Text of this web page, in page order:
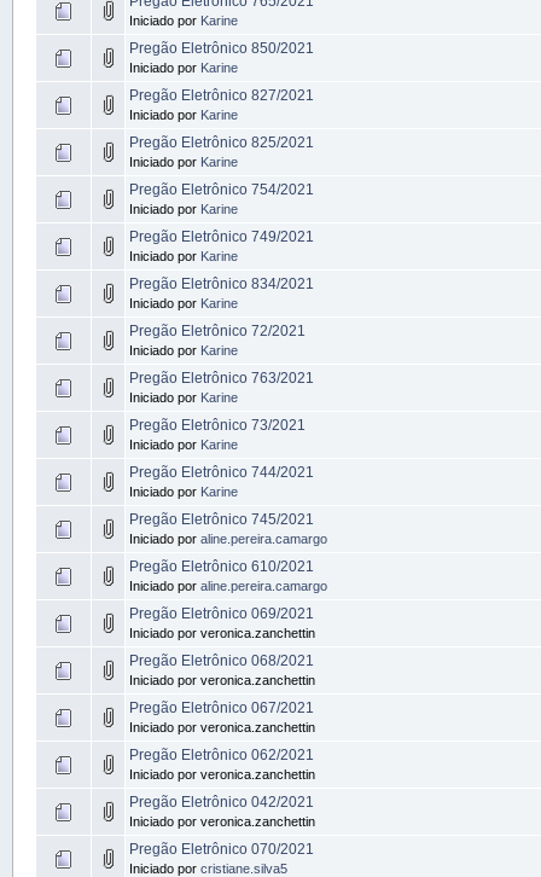
Iniciado por Karine
Pregão Eletrônico 850/2021
Iniciado por Karine
Pregão Eletrônico 827/2021
Iniciado por Karine
Pregão Eletrônico 825/2021
Iniciado por Karine
Pregão Eletrônico 754/2021
Iniciado por Karine
Pregão Eletrônico 749/2021
Iniciado por Karine
Pregão Eletrônico 834/2021
Iniciado por Karine
Pregão Eletrônico 72/2021
Iniciado por Karine
Pregão Eletrônico 763/2021
Iniciado por Karine
Pregão Eletrônico 73/2021
Iniciado por Karine
Pregão Eletrônico 744/2021
Iniciado por Karine
Pregão Eletrônico 745/2021
Iniciado por aline.pereira.camargo
Pregão Eletrônico 610/2021
Iniciado por aline.pereira.camargo
Pregão Eletrônico 069/2021
Iniciado por veronica.zanchettin
Pregão Eletrônico 068/2021
Iniciado por veronica.zanchettin
Pregão Eletrônico 067/2021
Iniciado por veronica.zanchettin
Pregão Eletrônico 062/2021
Iniciado por veronica.zanchettin
Pregão Eletrônico 042/2021
Iniciado por veronica.zanchettin
Pregão Eletrônico 070/2021
Iniciado por cristiane.silva5